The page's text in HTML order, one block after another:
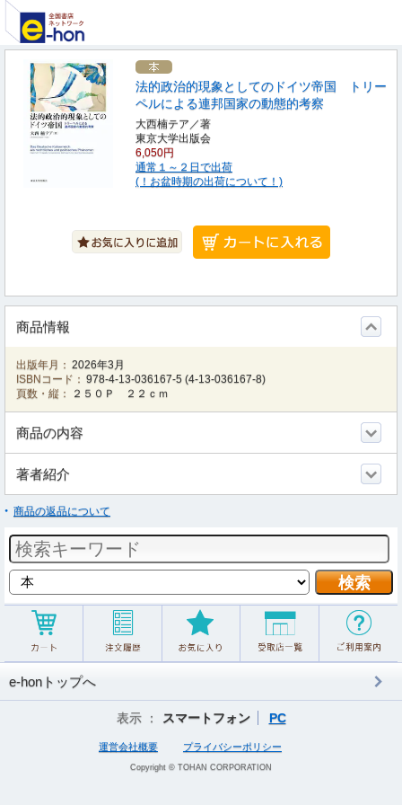
法的政治的現象としてのドイツ帝国 トリー
ペルによる連邦国家の動態的考察
大西楠テア／著
東京大学出版会
6,050円
通常１～２日で出荷
(！お盆時期の出荷について！)
商品情報
出版年月： 2026年3月
ISBNコード： 978-4-13-036167-5 (4-13-036167-8)
頁数・縦：
２５０Ｐ ２２ｃｍ
商品の内容
著者紹介
商品の返品について
e-honトップへ
表示 ： スマートフォン PC
運営会社概要 プライバシーポリシー
Copyright © TOHAN CORPORATION